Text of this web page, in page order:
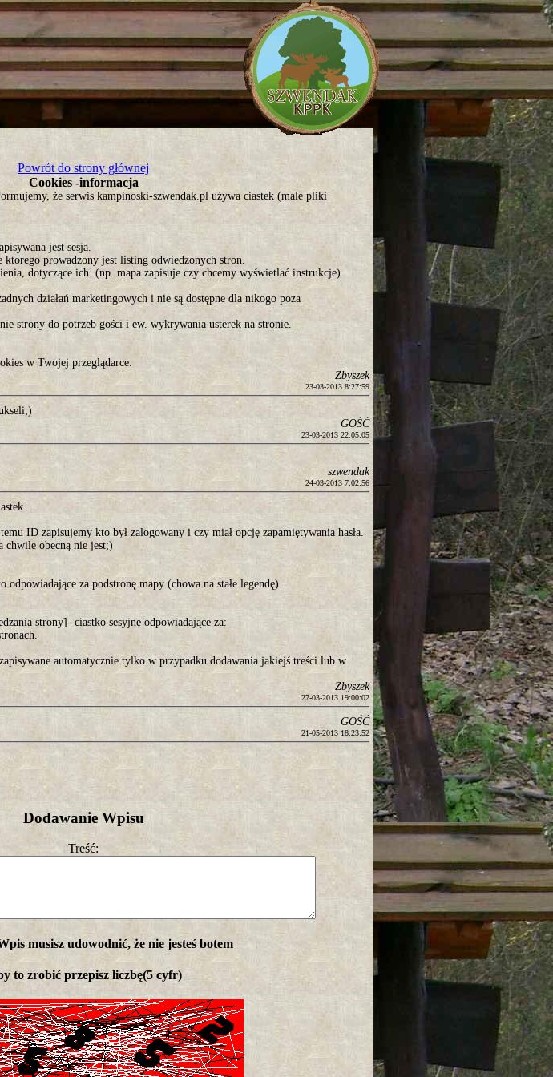
Powrót do strony głównej
Cookies -informacja
że serwis kampinoski-szwendak.pl używa ciastek (male pliki
jest sesja.
ktorego prowadzony jest listing odwiedzonych stron.
dotyczące ich. (np. mapa zapisuje czy chcemy wyświetlać instrukcje)
działań marketingowych i nie są dostępne dla nikogo poza
strony do potrzeb gości i ew. wykrywania usterek na stronie.
w Twojej przeglądarce.
Zbyszek
23-03-2013 8:27:59
GOŚĆ
23-03-2013 22:05:05
szwendak
24-03-2013 7:02:56
ID zapisujemy kto był zalogowany i czy miał opcję zapamiętywania hasła.
chwilę obecną nie jest;)
za podstronę mapy (chowa na stałe legendę)
strony]- ciastko sesyjne odpowiadające za:
automatycznie tylko w przypadku dodawania jakiejś treści lub w
Zbyszek
27-03-2013 19:00:02
GOŚĆ
21-05-2013 18:23:52
Dodawanie Wpisu
Treść:
musisz udowodnić, że nie jesteś botem
to zrobić przepisz liczbę(5 cyfr)